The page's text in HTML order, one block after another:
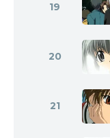
19
20
21